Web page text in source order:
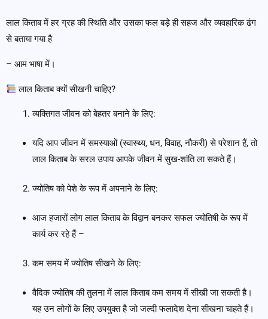
लाल किताब में हर ग्रह की स्थिति और उसका फल बड़े ही सहज और व्यवहारिक ढंग
से बताया गया है
– आम भाषा में।
लाल किताब क्यों सीखनी चाहिए?
व्यक्तिगत जीवन को बेहतर बनाने के लिए:
यदि आप जीवन में समस्याओं (स्वास्थ्य, धन, विवाह, नौकरी) से परेशान हैं, तो
लाल किताब के सरल उपाय आपके जीवन में सुख-शांति ला सकते हैं।
ज्योतिष को पेशे के रूप में अपनाने के लिए:
आज हजारों लोग लाल किताब के विद्वान बनकर सफल ज्योतिषी के रूप में
कार्य कर रहे हैं –
कम समय में ज्योतिष सीखने के लिए:
वैदिक ज्योतिष की तुलना में लाल किताब कम समय में सीखी जा सकती है।
यह उन लोगों के लिए उपयुक्त है जो जल्दी फलादेश देना सीखना चाहते हैं।